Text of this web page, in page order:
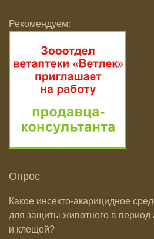
Рекомендуем:
Опрос
Какое инсекто-акарицидное
для защиты животного в период
и клещей?